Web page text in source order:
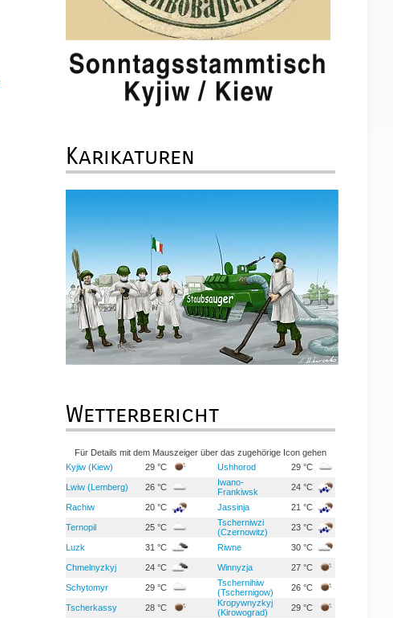
Karikaturen
Wetterbericht
Für Details mit dem Mauszeiger über das zugehörige Icon gehen
Kyjiw (Kiew)
29 °C Ushhorod 29 °C
Lwiw (Lemberg) 26 °C
Iwano-
Frankiwsk
24 °C
Rachiw 20 °C Jassinja 21 °C
Ternopil 25 °C
Tscherniwzi
(Czernowitz)
23 °C
Luzk 31 °C Riwne 30 °C
Chmelnyzkyj 24 °C Winnyzja 27 °C
Schytomyr 29 °C
Tschernihiw
(Tschernigow)
26 °C
Tscherkassy 28 °C
Kropywnyzkyj
(Kirowograd)
29 °C